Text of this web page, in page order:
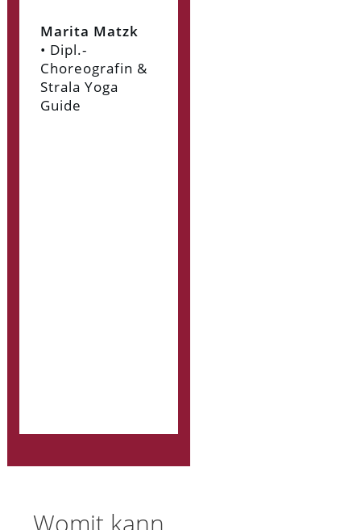
Marita Matzk
• Dipl.-
Choreografin &
Strala Yoga
Guide